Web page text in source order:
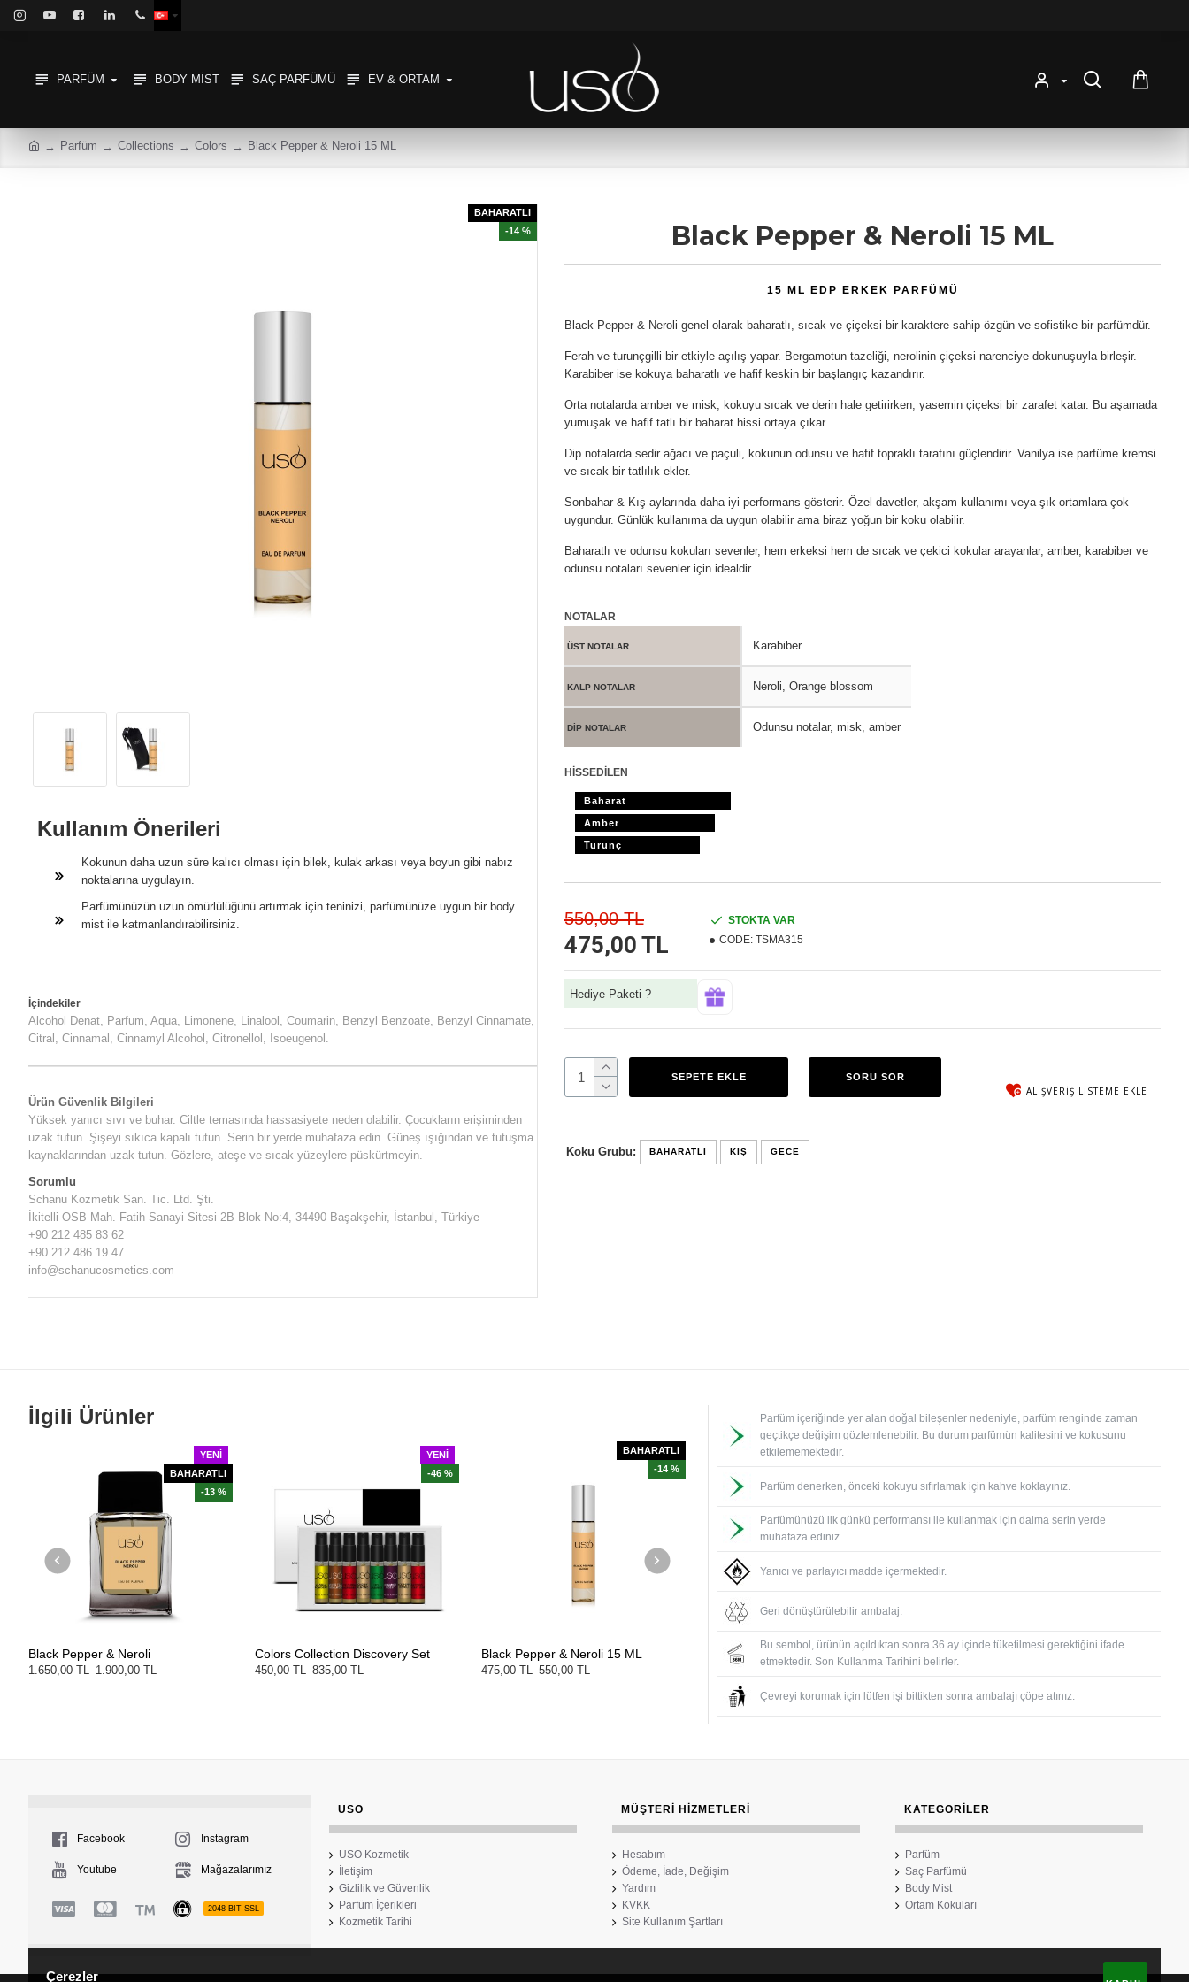
PARFÜM BODY MIST SAÇ PARFÜMÜ EV & ORTAM
Parfüm Collections Colors Black Pepper & Neroli 15 ML
BAHARATLI
-14 %
Kullanım Önerileri
Kokunun daha uzun süre kalıcı olması için bilek, kulak arkası veya boyun gibi nabız
noktalarına uygulayın.
Parfümünüzün uzun ömürlülüğünü artırmak için teninizi, parfümünüze uygun bir body
mist ile katmanlandırabilirsiniz.
Ürün Güvenlik Bilgileri
Yüksek yanıcı sıvı ve buhar. Ciltle temasında hassasiyete neden olabilir. Çocukların erişiminden
uzak tutun. Şişeyi sıkıca kapalı tutun. Serin bir yerde muhafaza edin. Güneş ışığından ve tutuşma
kaynaklarından uzak tutun. Gözlere, ateşe ve sıcak yüzeylere püskürtmeyin.
Sorumlu
Schanu Kozmetik San. Tic. Ltd. Şti.
İkitelli OSB Mah. Fatih Sanayi Sitesi 2B Blok No:4, 34490 Başakşehir, İstanbul, Türkiye
+90 212 485 83 62
+90 212 486 19 47
info@schanucosmetics.com
İçindekiler
Alcohol Denat, Parfum, Aqua, Limonene, Linalool, Coumarin, Benzyl Benzoate, Benzyl Cinnamate,
Citral, Cinnamal, Cinnamyl Alcohol, Citronellol, Isoeugenol.
Black Pepper & Neroli 15 ML
15 ML EDP ERKEK PARFÜMÜ
Black Pepper & Neroli genel olarak baharatlı, sıcak ve çiçeksi bir karaktere sahip özgün ve sofistike bir parfümdür.
Ferah ve turunçgilli bir etkiyle açılış yapar. Bergamotun tazeliği, nerolinin çiçeksi narenciye dokunuşuyla birleşir.
Karabiber ise kokuya baharatlı ve hafif keskin bir başlangıç kazandırır.
Orta notalarda amber ve misk, kokuyu sıcak ve derin hale getirirken, yasemin çiçeksi bir zarafet katar. Bu aşamada
yumuşak ve hafif tatlı bir baharat hissi ortaya çıkar.
Dip notalarda sedir ağacı ve paçuli, kokunun odunsu ve hafif topraklı tarafını güçlendirir. Vanilya ise parfüme kremsi
ve sıcak bir tatlılık ekler.
Sonbahar & Kış aylarında daha iyi performans gösterir. Özel davetler, akşam kullanımı veya şık ortamlara çok
uygundur. Günlük kullanıma da uygun olabilir ama biraz yoğun bir koku olabilir.
Baharatlı ve odunsu kokuları sevenler, hem erkeksi hem de sıcak ve çekici kokular arayanlar, amber, karabiber ve
odunsu notaları sevenler için idealdir.
NOTALAR
ÜST NOTALAR Karabiber
KALP NOTALAR Neroli, Orange blossom
DİP NOTALAR Odunsu notalar, misk, amber
HİSSEDİLEN
Baharat
Amber
Turunç
475,00 TL
550,00 TL
STOKTA VAR
CODE: TSMA315
Hediye Paketi ?
SEPETE EKLE SORU SOR
ALIŞVERIŞ LISTEME EKLE
Koku Grubu: BAHARATLI KIŞ GECE
İlgili Ürünler
YENI
BAHARATLI
-13 %
Black Pepper & Neroli
1.650,00 TL 1.900,00 TL
YENI
-46 %
Colors Collection Discovery Set
450,00 TL 835,00 TL
BAHARATLI
-14 %
Black Pepper & Neroli 15 ML
475,00 TL 550,00 TL
Parfüm içeriğinde yer alan doğal bileşenler nedeniyle, parfüm renginde zaman
geçtikçe değişim gözlemlenebilir. Bu durum parfümün kalitesini ve kokusunu
etkilememektedir.
Parfüm denerken, önceki kokuyu sıfırlamak için kahve koklayınız.
Parfümünüzü ilk günkü performansı ile kullanmak için daima serin yerde
muhafaza ediniz.
Yanıcı ve parlayıcı madde içermektedir.
Geri dönüştürülebilir ambalaj.
Bu sembol, ürünün açıldıktan sonra 36 ay içinde tüketilmesi gerektiğini ifade
etmektedir. Son Kullanma Tarihini belirler.
Çevreyi korumak için lütfen işi bittikten sonra ambalajı çöpe atınız.
Facebook Instagram
Youtube Mağazalarımız
2048 BIT SSL
USO
USO Kozmetik
İletişim
Gizlilik ve Güvenlik
Parfüm İçerikleri
Kozmetik Tarihi
MÜŞTERI HIZMETLERI
Hesabım
Ödeme, İade, Değişim
Yardım
KVKK
Site Kullanım Şartları
KATEGORİLER
Parfüm
Saç Parfümü
Body Mist
Ortam Kokuları
Çerezler